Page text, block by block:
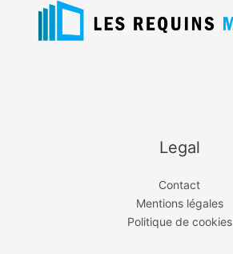
Legal
Contact
Mentions légales
Politique de cookies